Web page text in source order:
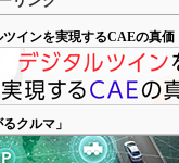
ツインを実現するCAEの真価
るクルマ」